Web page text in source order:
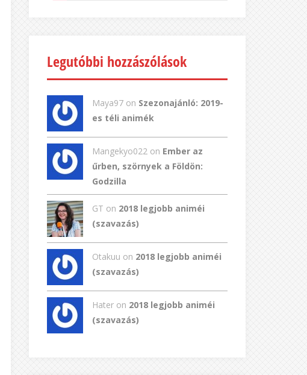
Legutóbbi hozzászólások
Maya97 on Szezonajánló: 2019-
es téli animék
Mangekyo022 on Ember az
űrben, szörnyek a Földön:
Godzilla
GT on 2018 legjobb animéi
(szavazás)
Otakuu on 2018 legjobb animéi
(szavazás)
Hater on 2018 legjobb animéi
(szavazás)